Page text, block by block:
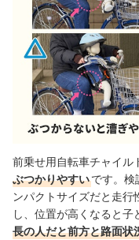
前乗せ用自転車チャイル
ぶつかりやすいです。検
ンパクトサイズだと走
し、位置が高くなると
長の人だと前方と路面状